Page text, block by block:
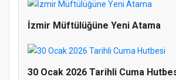
İzmir Müftülüğüne Yeni Atama
30 Ocak 2026 Tarihli Cuma